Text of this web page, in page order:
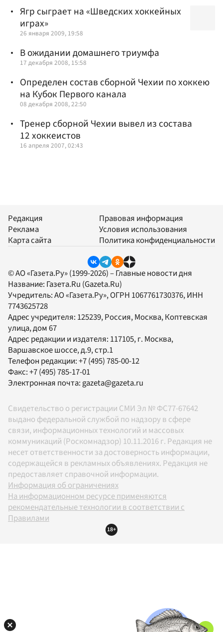
Ягр сыграет на «Шведских хоккейных
играх»
26 января 2009, 19:58
В ожидании домашнего триумфа
17 декабря 2008, 15:58
Определен состав сборной Чехии по хоккею
на Кубок Первого канала
08 декабря 2008, 22:50
Тренер сборной Чехии вывел из состава
12 хоккеистов
16 апреля 2007, 02:43
Редакция
Реклама
Карта сайта
Правовая информация
Условия использования
Политика конфиденциальности
© АО «Газета.Ру» (1999-2026) – Главные новости дня
Название: Газета.Ru (Gazeta.Ru)
Учредитель:АО «Газета.Ру», ОГРН 1067761730376, ИНН
7743625728
Адрес учредителя: 125239, Россия, Москва, Коптевская
улица, дом 67
Адрес редакции и издателя: 117105, г. Москва,
Варшавское шоссе, д.9, стр.1
Телефон редакции:+7 (495) 785-00-12
Факс:+7 (495) 785-17-01
Электронная почта:gazeta@gazeta.ru
Свидетельство о регистрации СМИ Эл № ФС77-67642
выдано федеральной службой по надзору в сфере
связи, информационных технологий и массовых
коммуникаций (Роскомнадзор) 10.11.2016 г. Редакция не
несет ответственности за достоверность информации,
содержащейся в рекламных объявлениях. Редакция не
предоставляет справочной информации.
Информация об ограничениях
На информационном ресурсе применяются
рекомендательные технологии в соответствии с
Правилами
18+